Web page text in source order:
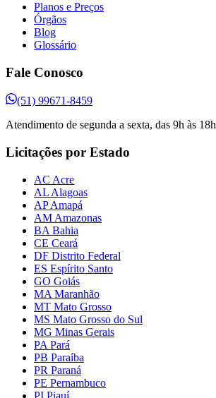
Planos e Preços
Órgãos
Blog
Glossário
Fale Conosco
(51) 99671-8459
Atendimento de segunda a sexta, das 9h às 18h
Licitações por Estado
AC Acre
AL Alagoas
AP Amapá
AM Amazonas
BA Bahia
CE Ceará
DF Distrito Federal
ES Espírito Santo
GO Goiás
MA Maranhão
MT Mato Grosso
MS Mato Grosso do Sul
MG Minas Gerais
PA Pará
PB Paraíba
PR Paraná
PE Pernambuco
PI Piauí